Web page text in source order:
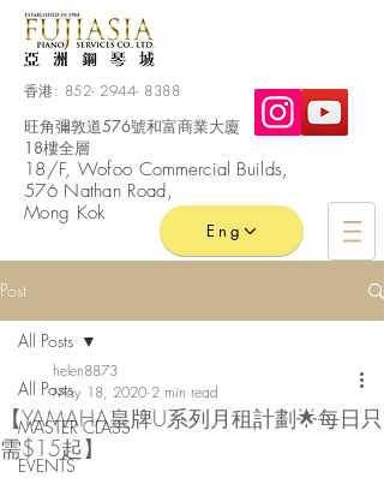
香港: 852- 2944- 8388
旺角彌敦道576號和富商業大廈
18樓全層
​18/F, Wofoo Commercial Builds,
576 Nathan Road,
Mong Kok
Eng
Post
All Posts
MASTER CLASS
EVENTS
All Posts
【YAMAHA皇牌U系列月租計劃🌟每日只
需$15起】
helen8873
May 18, 2020 2 min read